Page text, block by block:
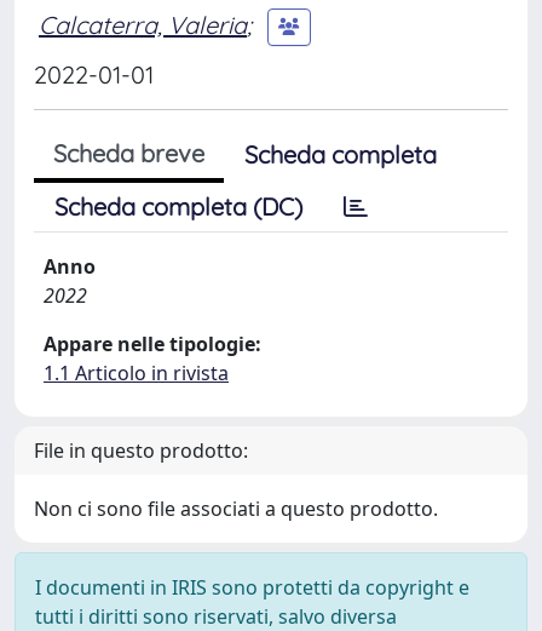
Calcaterra, Valeria;
2022-01-01
Scheda breve
Scheda completa
Scheda completa (DC)
Anno
2022
Appare nelle tipologie:
1.1 Articolo in rivista
File in questo prodotto:
Non ci sono file associati a questo prodotto.
I documenti in IRIS sono protetti da copyright e
tutti i diritti sono riservati, salvo diversa